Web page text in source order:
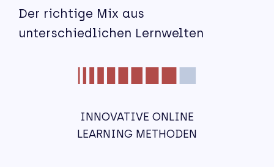
Der richtige Mix aus
unterschiedlichen Lernwelten
INNOVATIVE ONLINE
LEARNING METHODEN